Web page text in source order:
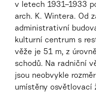
v letech 1931–1933
arch. K. Wintera. Od
administrativní
kulturní centrum s
věže je 51 m, z
schodů. Na radniční
jsou neobvykle
umístěny osvětlovací